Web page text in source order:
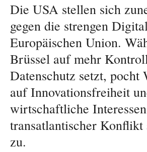
Die USA stellen sich
gegen die strengen
Europäischen Union.
Brüssel auf mehr
Datenschutz setzt, pocht
auf Innovationsfreiheit
wirtschaftliche
transatlantischer Konflikt
zu.